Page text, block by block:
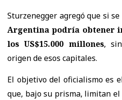
Sturzenegger agregó que si
Argentina podría obtener
los US$15.000 millones,
origen de esos capitales.
El objetivo del oficialismo es
que, bajo su prisma, limitan el